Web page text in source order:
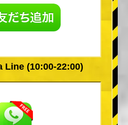
(10:00-22:00)